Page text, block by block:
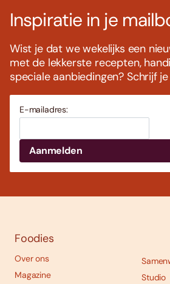
Inspiratie in je
Wist je dat we wekelijks een
met de lekkerste recepten,
speciale aanbiedingen? Schrijf
E-mailadres:
Foodies
Over ons
Magazine
Studio